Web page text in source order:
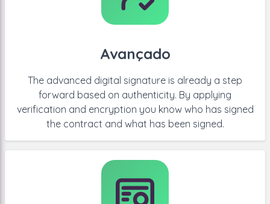
Avançado
The advanced digital signature is already a step
forward based on authenticity. By applying
verification and encryption you know who has signed
the contract and what has been signed.